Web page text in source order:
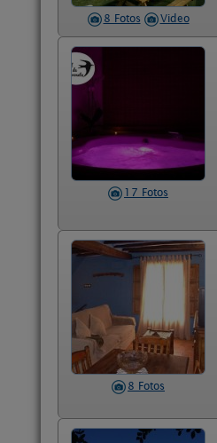
8 Fotos Video
17 Fotos
8 Fotos